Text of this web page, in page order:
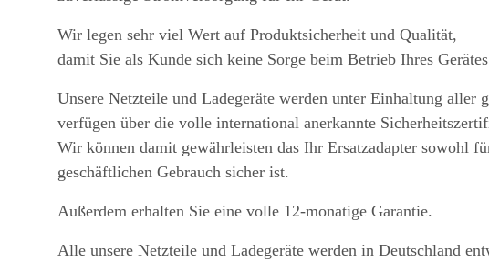
Wir legen sehr viel Wert auf Produktsicherheit und Qualität,
damit Sie als Kunde sich keine Sorge beim Betrieb Ihres
Unsere Netzteile und Ladegeräte werden unter Einhaltung aller
verfügen über die volle international anerkannte
Wir können damit gewährleisten das Ihr Ersatzadapter sowohl
geschäftlichen Gebrauch sicher ist.
Außerdem erhalten Sie eine volle 12-monatige Garantie.
Alle unsere Netzteile und Ladegeräte werden in Deutschland